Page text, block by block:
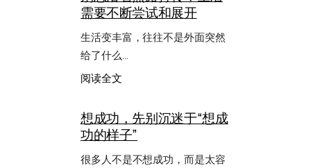
需要不断尝试和展开
生活变丰富，往往不是外面突然
给了什么…
阅读全文：
沿
着
路
想成功，先别沉迷于“想成
功的样子”
很多人不是不想成功，而是太容